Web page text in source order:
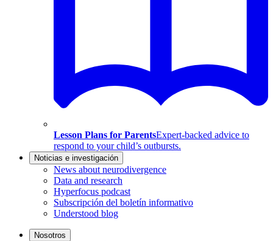
Lesson Plans for ParentsExpert-backed advice to
respond to your child’s outbursts.
Noticias e investigación
News about neurodivergence
Data and research
Hyperfocus podcast
Subscripción del boletín informativo
Understood blog
Nosotros